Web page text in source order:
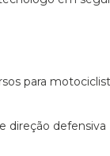
para
direção defensiva